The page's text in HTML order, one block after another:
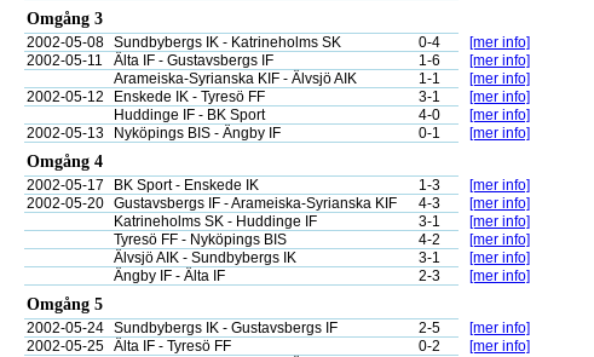
Omgång 3
2002-05-08 Sundbybergs IK - Katrineholms SK 0-4
[mer info]
2002-05-11
Älta IF - Gustavsbergs IF 1-6
[mer info]
Arameiska-Syrianska KIF - Älvsjö AIK
1-1
[mer info]
2002-05-12
Enskede IK - Tyresö FF 3-1
[mer info]
Huddinge IF - BK Sport
4-0
[mer info]
2002-05-13
Nyköpings BIS - Ängby IF 0-1 [mer info]
Omgång 4
2002-05-17 BK Sport - Enskede IK 1-3
[mer info]
2002-05-20 Gustavsbergs IF - Arameiska-Syrianska KIF 4-3
[mer info]
Katrineholms SK - Huddinge IF
3-1
[mer info]
Tyresö FF - Nyköpings BIS
4-2
[mer info]
Älvsjö AIK - Sundbybergs IK
3-1
[mer info]
Ängby IF - Älta IF
2-3 [mer info]
Omgång 5
2002-05-24 Sundbybergs IK - Gustavsbergs IF 2-5
[mer info]
2002-05-25 Älta IF - Tyresö FF 0-2
[mer info]